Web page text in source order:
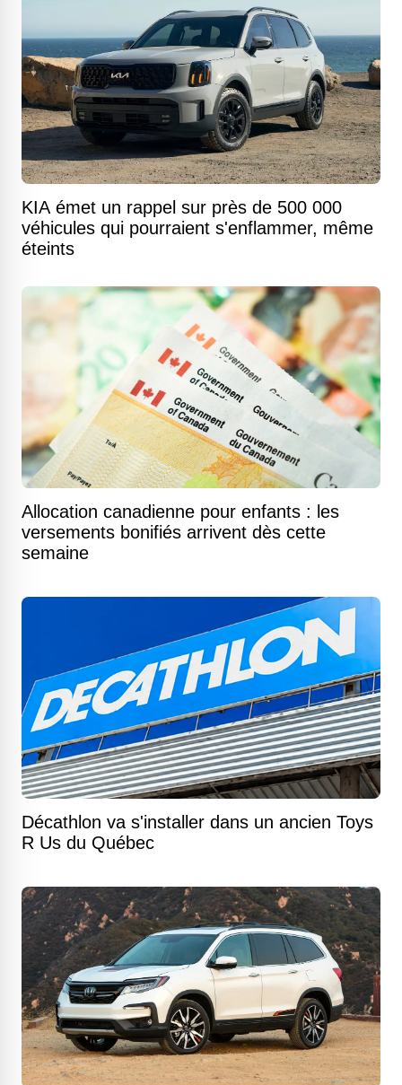
KIA émet un rappel sur près de 500 000
véhicules qui pourraient s'enflammer, même
éteints
Allocation canadienne pour enfants : les
versements bonifiés arrivent dès cette
semaine
Décathlon va s'installer dans un ancien Toys
R Us du Québec